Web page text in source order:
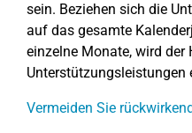
sein. Beziehen sich die
auf das gesamte
einzelne Monate, wird der
Unterstützungsleistungen
Vermeiden Sie